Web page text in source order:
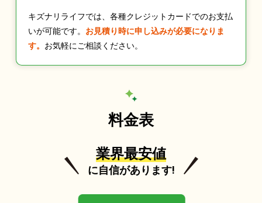
キズナリライフでは、各種クレジットカードでのお支払
いが可能です。 お見積り時に申し込みが必要になりま
す。 お気軽にご相談ください。
料金表
業界最安値
に自信があります!